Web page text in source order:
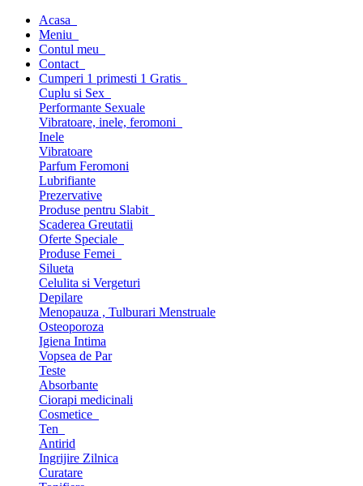
Acasa
Meniu
Contul meu
Contact
Cumperi 1 primesti 1 Gratis
Cuplu si Sex
Performante Sexuale
Vibratoare, inele, feromoni
Inele
Vibratoare
Parfum Feromoni
Lubrifiante
Prezervative
Produse pentru Slabit
Scaderea Greutatii
Oferte Speciale
Produse Femei
Silueta
Celulita si Vergeturi
Depilare
Menopauza , Tulburari Menstruale
Osteoporoza
Igiena Intima
Vopsea de Par
Teste
Absorbante
Ciorapi medicinali
Cosmetice
Ten
Antirid
Ingrijire Zilnica
Curatare